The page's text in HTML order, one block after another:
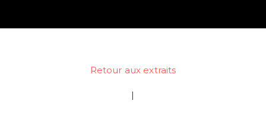
Retour aux extraits
|